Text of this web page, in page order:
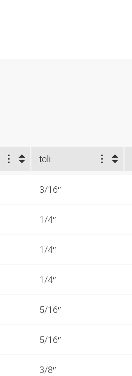
țoli
3/16″
1/4″
1/4″
1/4″
5/16″
5/16″
3/8″